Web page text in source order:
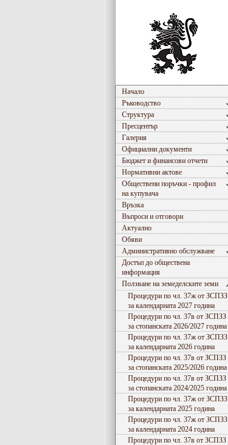
Начало
Ръководство
Структура
Пресцентър
Галерия
Официални документи
Бюджет и финансови отчети
Нормативни актове
Обществени поръчки - профил
на купувача
Връзка
Въпроси и отговори
Актуално
Обяви
Административно обслужване
Достъп до обществена
информация
Ползване на земеделските земи
Процедури по чл. 37ж от ЗСПЗЗ
за календарната 2027 година
Процедури по чл. 37в от ЗСПЗЗ
за стопанската 2026/2027 година
Процедури по чл. 37ж от ЗСПЗЗ
за календарната 2026 година
Процедури по чл. 37в от ЗСПЗЗ
за стопанската 2025/2026 година
Процедури по чл. 37в от ЗСПЗЗ
за стопанската 2024/2025 година
Процедури по чл. 37ж от ЗСПЗЗ
за календарната 2025 година
Процедури по чл. 37ж от ЗСПЗЗ
за календарната 2024 година
Процедури по чл. 37в от ЗСПЗЗ